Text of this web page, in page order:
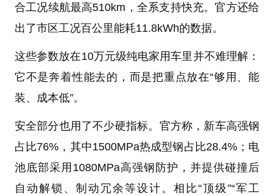
合工况续航最高510km，全系支持快充。官方还给
出了市区工况百公里能耗11.8kWh的数据。
这些参数放在10万元级纯电家用车里并不难理解：
它不是奔着性能去的，而是把重点放在“够用、能
装、成本低”。
安全部分也用了不少硬指标。官方称，新车高强钢
占比76%，其中1500MPa热成型钢占比28.4%；电
池底部采用1080MPa高强钢防护，并提供碰撞后
自动解锁、制动冗余等设计。相比“顶级”“军工